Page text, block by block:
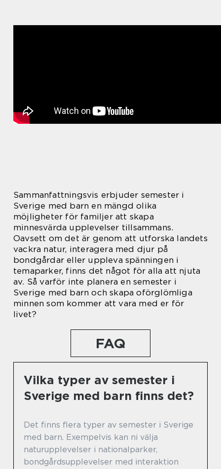
Sammanfattningsvis erbjuder semester i
Sverige med barn en mängd olika
möjligheter för familjer att skapa
minnesvärda upplevelser tillsammans.
Oavsett om det är genom att utforska landets
vackra natur, interagera med djur på
bondgårdar eller uppleva spänningen i
temaparker, finns det något för alla att njuta
av. Så varför inte planera en semester i
Sverige med barn och skapa oförglömliga
minnen som kommer att vara med er för
livet?
FAQ
Vilka typer av semester i
Sverige med barn finns det?
Det finns flera typer av semester i Sverige
med barn. Exempelvis kan ni välja
naturupplevelser i nationalparker,
bondgårdsupplevelser med interaktion